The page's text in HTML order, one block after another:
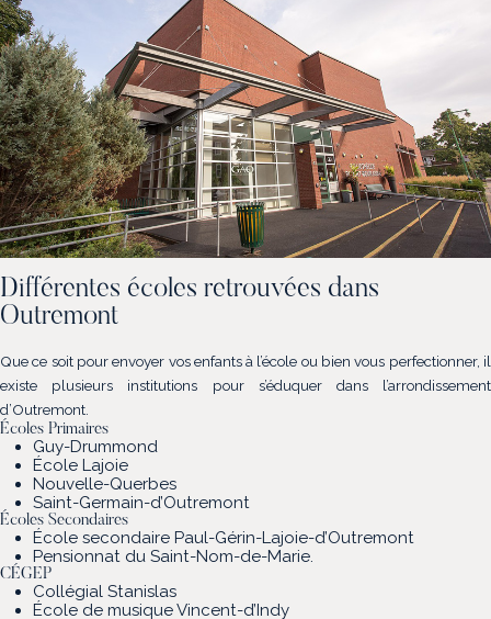
Différentes écoles retrouvées dans
Outremont
Que ce soit pour envoyer vos enfants à l’école ou bien vous perfectionner, il
existe plusieurs institutions pour s’éduquer dans l’arrondissement
d’Outremont.
Écoles Primaires
Guy-Drummond
École Lajoie
Nouvelle-Querbes
Saint-Germain-d’Outremont
Écoles Secondaires
École secondaire Paul-Gérin-Lajoie-d’Outremont
Pensionnat du Saint-Nom-de-Marie.
CÉGEP
Collégial Stanislas
École de musique Vincent-d’Indy